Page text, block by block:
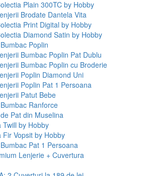
Plain 300TC by Hobby
Brodate Dantela Vita
Print Digital by Hobby
Diamond Satin by Hobby
Poplin
Bumbac Poplin Pat Dublu
Bumbac Poplin cu Broderie
Poplin Diamond Uni
Poplin Pat 1 Persoana
Patut Bebe
Ranforce
Pat din Muselina
Twill by Hobby
Fir Vopsit by Hobby
Pat 1 Persoana
Lenjerie + Cuvertura